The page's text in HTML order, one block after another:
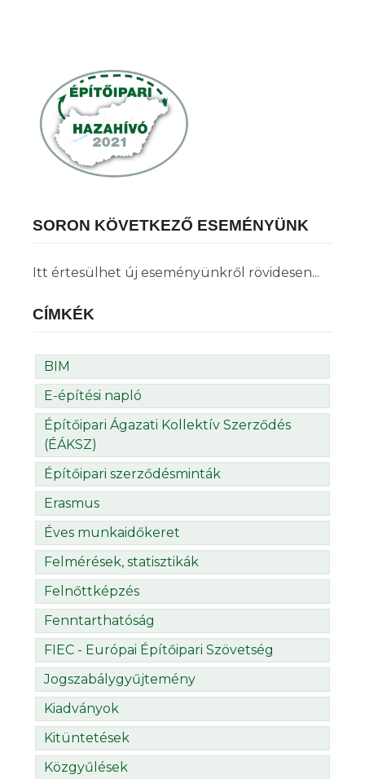
SORON KÖVETKEZŐ ESEMÉNYÜNK
Itt értesülhet új eseményünkről rövidesen...
CÍMKÉK
BIM
E-építési napló
Építőipari Ágazati Kollektív Szerződés
(ÉÁKSZ)
Építőipari szerződésminták
Erasmus
Éves munkaidőkeret
Felmérések, statisztikák
Felnőttképzés
Fenntarthatóság
FIEC - Európai Építőipari Szövetség
Jogszabálygyűjtemény
Kiadványok
Kitüntetések
Közgyűlések